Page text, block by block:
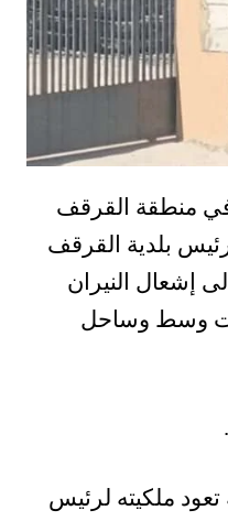
في منطقة القرقف
بلدية القرقف
إشعال النيران
وسط وساحل
ملكيته لرئيس